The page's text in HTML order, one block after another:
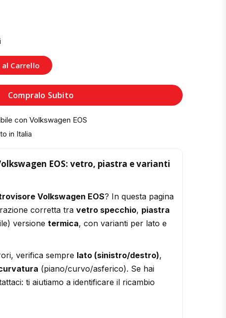
Carrello
Compralo Subito
con Volkswagen EOS
in Italia
EOS: vetro, piastra e varianti
Volkswagen EOS? In questa pagina
corretta tra vetro specchio, piastra
versione termica, con varianti per lato e
verifica sempre lato (sinistro/destro),
(piano/curvo/asferico). Se hai
ti aiutiamo a identificare il ricambio